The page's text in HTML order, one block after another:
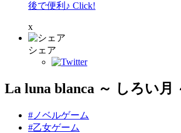
後で便利♪ Click!
x
シェア
La luna blanca ～ しろい月
#ノベルゲーム
#乙女ゲーム